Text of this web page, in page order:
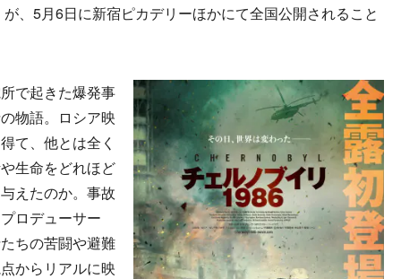
5月6日に新宿ピカデリーほかにて全国公開されること
で起きた爆発事
物語。ロシア映
て、他とは全く
生命をどれほど
えたのか。事故
ロデューサー
ちの苦闘や避難
からリアルに映